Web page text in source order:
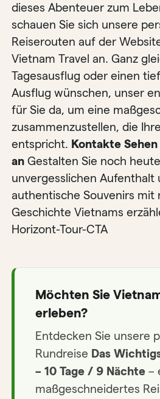
dieses Abenteuer zum
schauen Sie sich unsere
Reiserouten auf der
Vietnam Travel an. Ganz
Tagesausflug oder einen
Ausflug wünschen, unser
für Sie da, um eine
zusammenzustellen, die
entspricht. Kontakte
an Gestalten Sie noch
unvergesslichen Aufenthalt
authentische Souvenirs mit
Geschichte Vietnams
Horizont-Tour-CTA
Möchten Sie
erleben?
Entdecken Sie unsere
Rundreise Das
– 10 Tage / 9 Nächte–
maßgeschneidertes